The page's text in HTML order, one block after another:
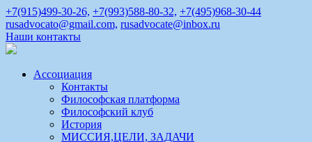
+7(915)499-30-26, +7(993)588-80-32, +7(495)968-30-44
rusadvocato@gmail.com, rusadvocate@inbox.ru
Наши контакты
Ассоциация
Контакты
Философская платформа
Философский клуб
История
МИССИЯ,ЦЕЛИ, ЗАДАЧИ